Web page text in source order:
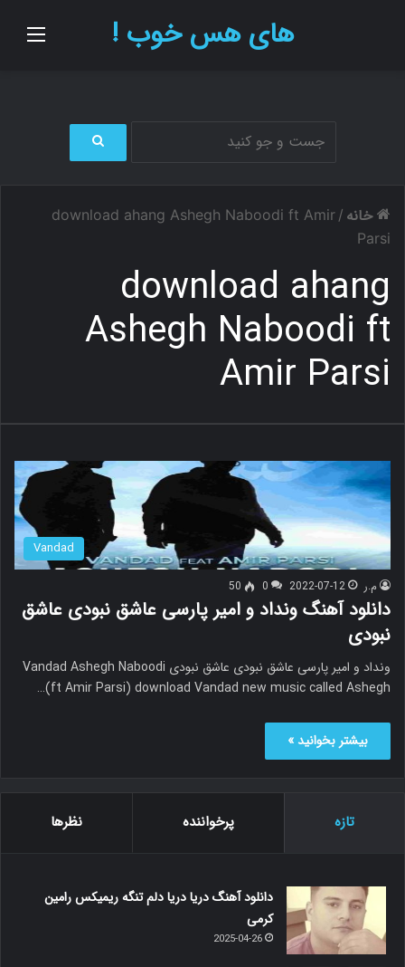
های هس خوب !
ج
ج
ی
خانه /
download ahang Ashegh Naboodi ft Amir
Parsi
download ahang
Ashegh Naboodi ft
Amir Parsi
Vandad
م.ر 2022-07-12
0
50
دانلود آهنگ ونداد و امیر پارسی عاشق نبودی عاشق
نبودی
ونداد و امیر پارسی عاشق نبودی عاشق نبودی Vandad Ashegh Naboodi
(ft Amir Parsi) download Vandad new music called Ashegh…
بیشتر بخوانید »
تازه پرخواننده نظرها
دانلود آهنگ دریا دریا دلم تنگه ریمیکس رامین
کرمی
2025-04-26